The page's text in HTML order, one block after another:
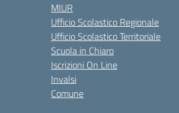
MIUR
Ufficio Scolastico Regionale
Ufficio Scolastico Territoriale
Scuola in Chiaro
Iscrizioni On Line
Invalsi
Comune